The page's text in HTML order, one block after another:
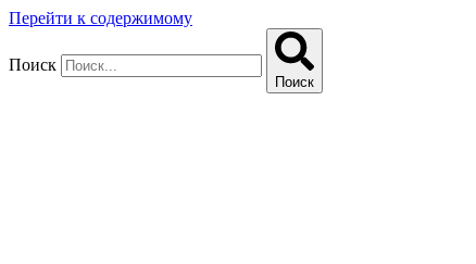
Перейти к содержимому
Поиск
Поиск